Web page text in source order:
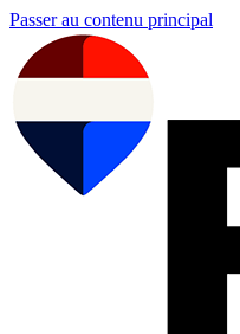
Passer au contenu principal